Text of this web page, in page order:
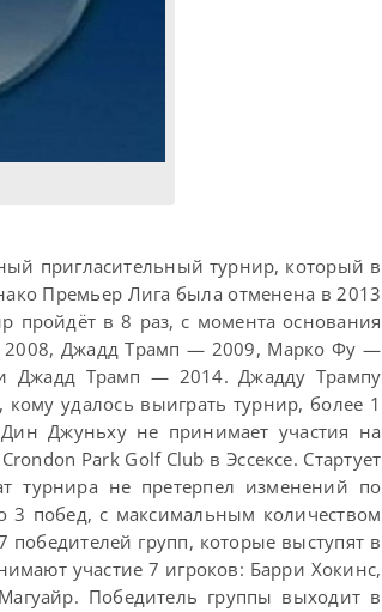
пригласительный турнир, который в
Премьер Лига была отменена в 2013
пройдёт в 8 раз, с момента основания
2008, Джадд Трамп — 2009, Марко Фу —
Трамп — 2014. Джадду Трампу
удалось выиграть турнир, более 1
Джуньху не принимает участия на
Park Golf Club в Эссексе. Стартует
турнира не претерпел изменений по
побед, с максимальным количеством
групп, которые выступят в
участие 7 игроков: Барри Хокинс,
Победитель группы выходит в